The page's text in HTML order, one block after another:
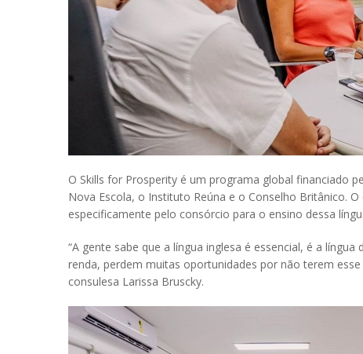
O Skills for Prosperity é um programa global financiado
Nova Escola, o Instituto Reúna e o Conselho Britânico.
especificamente pelo consórcio para o ensino dessa
“A gente sabe que a língua inglesa é essencial, é a
renda, perdem muitas oportunidades por não terem
consulesa Larissa Bruscky.